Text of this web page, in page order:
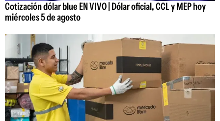
Cotización dólar blue EN VIVO | Dólar oficial, CCL y MEP hoy
miércoles 5 de agosto